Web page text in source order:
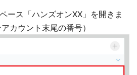
ース「ハンズオンXX」を開きま
カウント末尾の番号）